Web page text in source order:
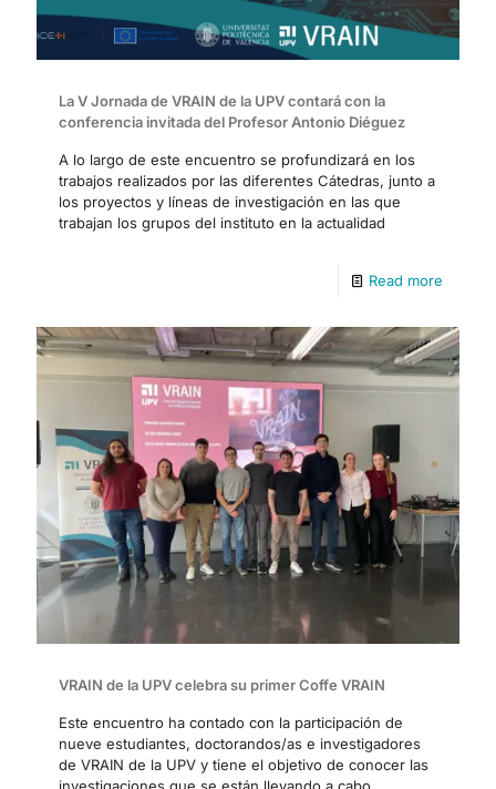
La V Jornada de VRAIN de la UPV contará con la
conferencia invitada del Profesor Antonio Diéguez
A lo largo de este encuentro se profundizará en los
trabajos realizados por las diferentes Cátedras, junto a
los proyectos y líneas de investigación en las que
trabajan los grupos del instituto en la actualidad
Read more
VRAIN de la UPV celebra su primer Coffe VRAIN
Este encuentro ha contado con la participación de
nueve estudiantes, doctorandos/as e investigadores
de VRAIN de la UPV y tiene el objetivo de conocer las